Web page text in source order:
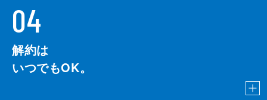
04
解約は
いつでもOK。